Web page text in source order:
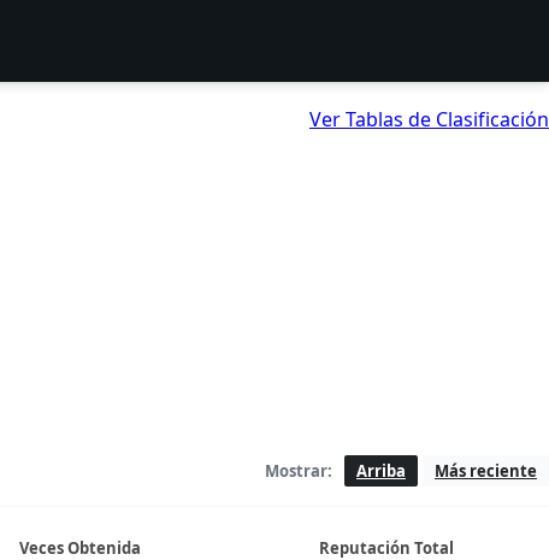
Ver Tablas de Clasificación
Mostrar: Arriba Más reciente
Veces Obtenida Reputación Total